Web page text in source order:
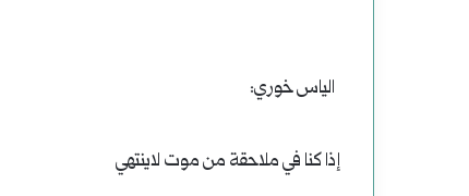
الياس خوري:
إذا كنا في ملاحقة من موت لاينتهي